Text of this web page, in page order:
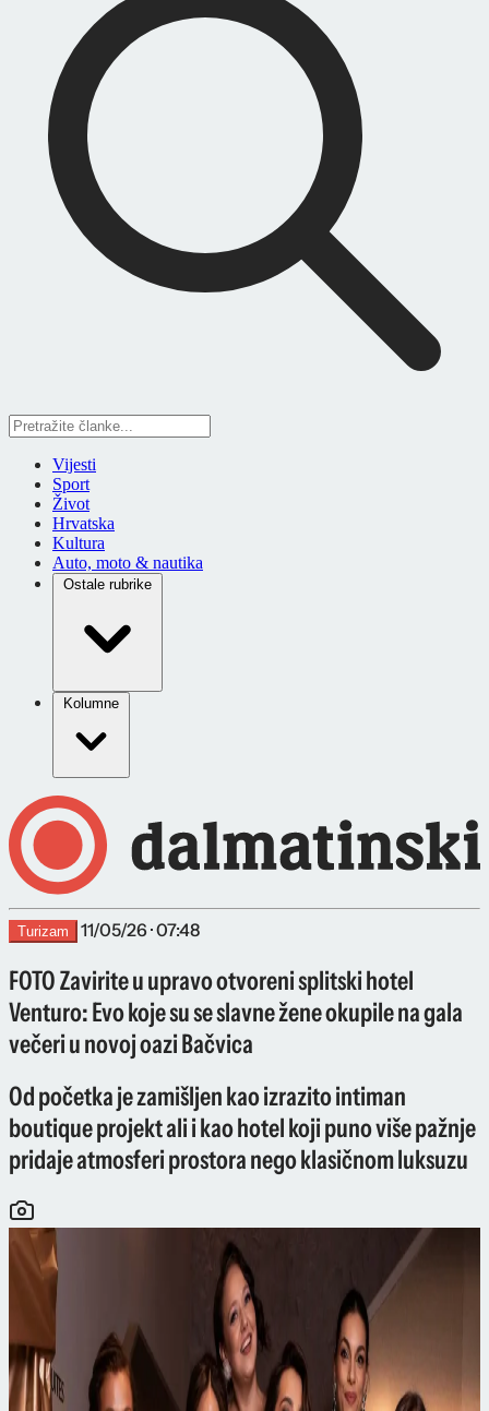
Vijesti
Sport
Život
Hrvatska
Kultura
Auto, moto & nautika
Ostale rubrike
Kolumne
Turizam 11/05/26 · 07:48
FOTO Zavirite u upravo otvoreni splitski hotel
Venturo: Evo koje su se slavne žene okupile na gala
večeri u novoj oazi Bačvica
Od početka je zamišljen kao izrazito intiman
boutique projekt ali i kao hotel koji puno više pažnje
pridaje atmosferi prostora nego klasičnom luksuzu